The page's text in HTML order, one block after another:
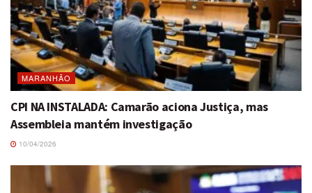
MARANHÃO
CPI NA INSTALADA: Camarão aciona Justiça, mas
Assembleia mantém investigação
10/04/2026